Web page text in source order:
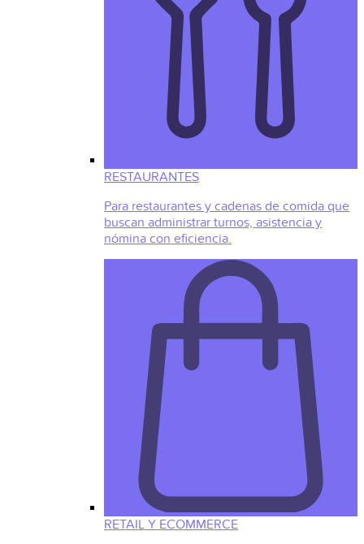
RESTAURANTES
Para restaurantes y cadenas de comida que
buscan administrar turnos, asistencia y
nómina con eficiencia.
RETAIL Y ECOMMERCE